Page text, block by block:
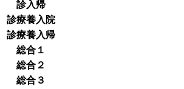
診入帰
診療養入院
診療養入帰
総合１
総合２
総合３